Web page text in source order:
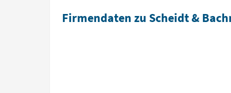
Firmendaten zu Scheidt &